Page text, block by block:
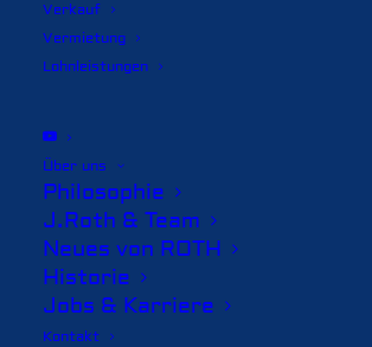
Verkauf
Vermietung
Lohnleistungen
Über uns
Philosophie
J.Roth & Team
Neues von ROTH
Historie
Jobs & Karriere
Kontakt